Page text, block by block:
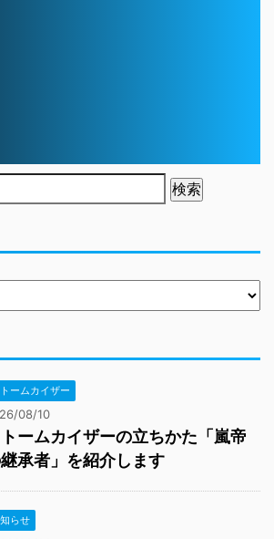
ームカイザー
08/10
ームカイザーの立ちかた「嵐帝
承者」を紹介します
らせ